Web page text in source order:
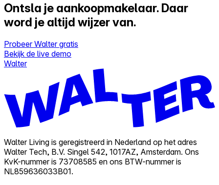
Ontsla je aankoopmakelaar. Daar
word je altijd wijzer van.
Probeer Walter gratis
Bekijk de live demo
Walter
Walter Living is geregistreerd in Nederland op het adres
Walter Tech, B.V. Singel 542, 1017AZ, Amsterdam. Ons
KvK-nummer is 73708585 en ons BTW-nummer is
NL859636033B01.